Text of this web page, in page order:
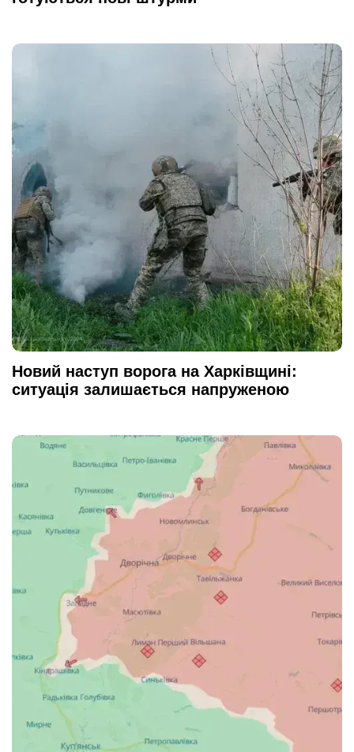
Новий наступ ворога на Харківщині:
ситуація залишається напруженою